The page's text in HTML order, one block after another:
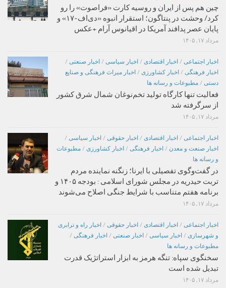
چین هم پس از ایران و روسیه کارت «فراصوت» را رو
کرد/ وحشت در پنتاگون؛ استقرار انبوه «دی‌اف‑۱۷» و
پایان عصر پدافند آمریکا در اقیانوس آرام +عکس
مرداد ۱۷, ۱۴۰۵
اخبار اجتماعی / اخبار اقتصادی / اخبار سیاسی / اخبار صنعتی /
اخبار فرهنگی / اخبار کشاورزی / اخبار میراث فرهنگی و صنایع
دستی / مطبوعات و رسانه ها
فعالیت تنها کارگاه تولید تخم‌نوغان شمال شرق کشور
از سرگرفته شد
مرداد ۱۷, ۱۴۰۵
اخبار اجتماعی / اخبار اقتصادی / اخبار حقوقی / اخبار سیاسی /
اخبار صنعت و معدن / اخبار فرهنگی / اخبار کشاورزی / مطبوعات
و رسانه ها
در گفت‌وگوی تفصیلی با ایرنا؛ زنگنه نماینده مردم
تربت حیدریه در مجلس شورای اسلامی : بودجه ۱۴۰۵ و
برنامه هفتم متناسب با شرایط جنگی اصلاح می‌شوند
مرداد ۱۷, ۱۴۰۵
اخبار اجتماعی / اخبار اقتصادی / اخبار حقوقی / اخبار راه و ترابری
و شهرسازی / اخبار سیاسی / اخبار صنعتی / اخبار فرهنگی /
مطبوعات و رسانه ها
سخنگوی سپاه: تنگه هرمز به ابزار استراتژیک قدرت
تبدیل شده است
مرداد ۱۷, ۱۴۰۵